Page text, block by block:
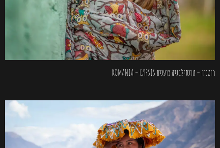
רומניה – טרנסילבניה צוענים ROMANIA – GYPSIS